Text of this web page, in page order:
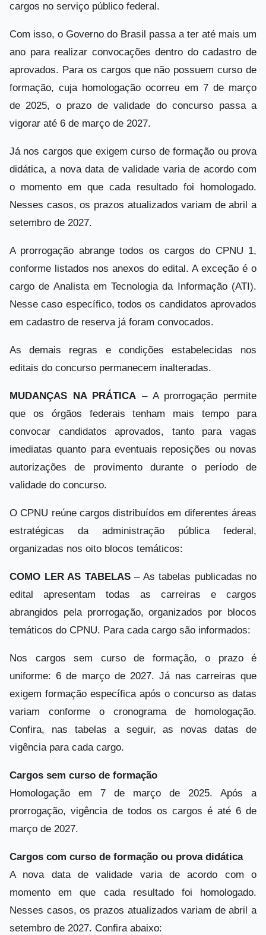
cargos no serviço público federal.
Com isso, o Governo do Brasil passa a ter até mais um
ano para realizar convocações dentro do cadastro de
aprovados. Para os cargos que não possuem curso de
formação, cuja homologação ocorreu em 7 de março
de 2025, o prazo de validade do concurso passa a
vigorar até 6 de março de 2027.
Já nos cargos que exigem curso de formação ou prova
didática, a nova data de validade varia de acordo com
o momento em que cada resultado foi homologado.
Nesses casos, os prazos atualizados variam de abril a
setembro de 2027.
A prorrogação abrange todos os cargos do CPNU 1,
conforme listados nos anexos do edital. A exceção é o
cargo de Analista em Tecnologia da Informação (ATI).
Nesse caso específico, todos os candidatos aprovados
em cadastro de reserva já foram convocados.
As demais regras e condições estabelecidas nos
editais do concurso permanecem inalteradas.
MUDANÇAS NA PRÁTICA – A prorrogação permite
que os órgãos federais tenham mais tempo para
convocar candidatos aprovados, tanto para vagas
imediatas quanto para eventuais reposições ou novas
autorizações de provimento durante o período de
validade do concurso.
O CPNU reúne cargos distribuídos em diferentes áreas
estratégicas da administração pública federal,
organizadas nos oito blocos temáticos:
COMO LER AS TABELAS– As tabelas publicadas no
edital apresentam todas as carreiras e cargos
abrangidos pela prorrogação, organizados por blocos
temáticos do CPNU. Para cada cargo são informados:
Nos cargos sem curso de formação, o prazo é
uniforme: 6 de março de 2027. Já nas carreiras que
exigem formação específica após o concurso as datas
variam conforme o cronograma de homologação.
Confira, nas tabelas a seguir, as novas datas de
vigência para cada cargo.
Cargos sem curso de formação
Homologação em 7 de março de 2025. Após a
prorrogação, vigência de todos os cargos é até 6 de
março de 2027.
Cargos com curso de formação ou prova didática
A nova data de validade varia de acordo com o
momento em que cada resultado foi homologado.
Nesses casos, os prazos atualizados variam de abril a
setembro de 2027. Confira abaixo: